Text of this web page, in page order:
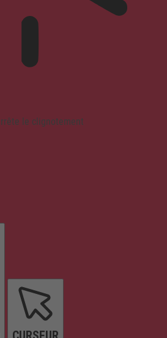
le clignotement